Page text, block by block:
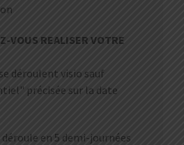
VOUS REALISER VOTRE
déroulent visio sauf
précisée sur la date
déroule en 5 demi-journées